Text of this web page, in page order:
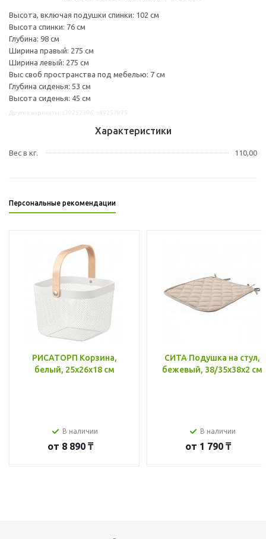
Высота, включая подушки спинки: 102 см
Высота спинки: 76 см
Глубина: 98 см
Ширина правый: 275 см
Ширина левый: 275 см
Выс своб пространства под мебелью: 7 см
Глубина сиденья: 53 см
Высота сиденья: 45 см
Характеристики
Вес в кг. 110,00
Персональные рекомендации
РИСАТОРП Корзина,
белый, 25x26x18 см
В наличии
от 8 890 ₸
СИТА Подушка на стул,
бежевый, 38/35x38x2 см
В наличии
от 1 790 ₸